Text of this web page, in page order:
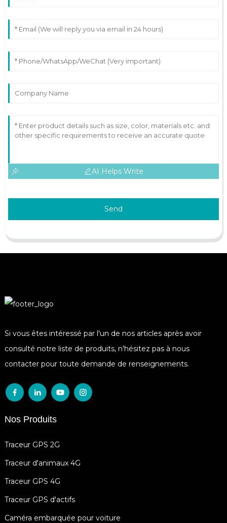
AI Helps Write
Send
Si vous êtes intéressé par l'un de nos articles après avoir
consulté notre liste de produits, n'hésitez pas à nous
contacter pour toute demande de renseignements.
Nos Produits
Traceur GPS 2G
Traceur d'animaux 4G
Traceur GPS 4G
Traceur GPS d'actifs
Caméra embarquée pour voiture